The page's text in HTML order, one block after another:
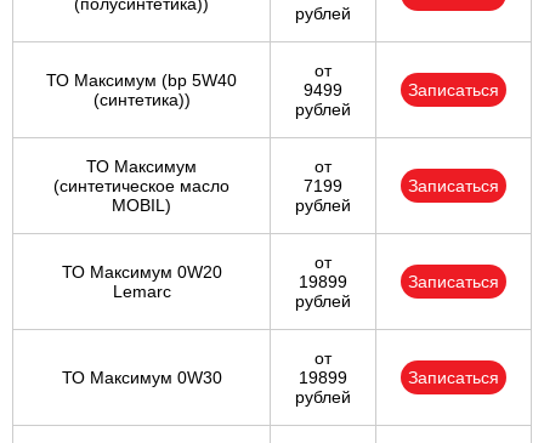
(полусинтетика))
рублей
ТО Максимум (bp 5W40
(синтетика))
от
9499
рублей
Записаться
ТО Максимум
(cинтетическое масло
MOBIL)
от
7199
рублей
Записаться
ТО Максимум 0W20
Lemarc
от
19899
рублей
Записаться
ТО Максимум 0W30
от
19899
рублей
Записаться